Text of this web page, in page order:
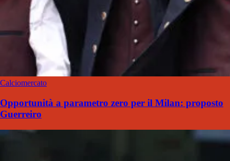
Calciomercato
Opportunità a parametro zero per il Milan: proposto
Guerreiro